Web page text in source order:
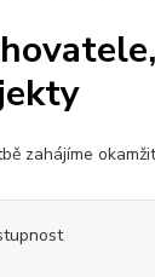
zahájíme